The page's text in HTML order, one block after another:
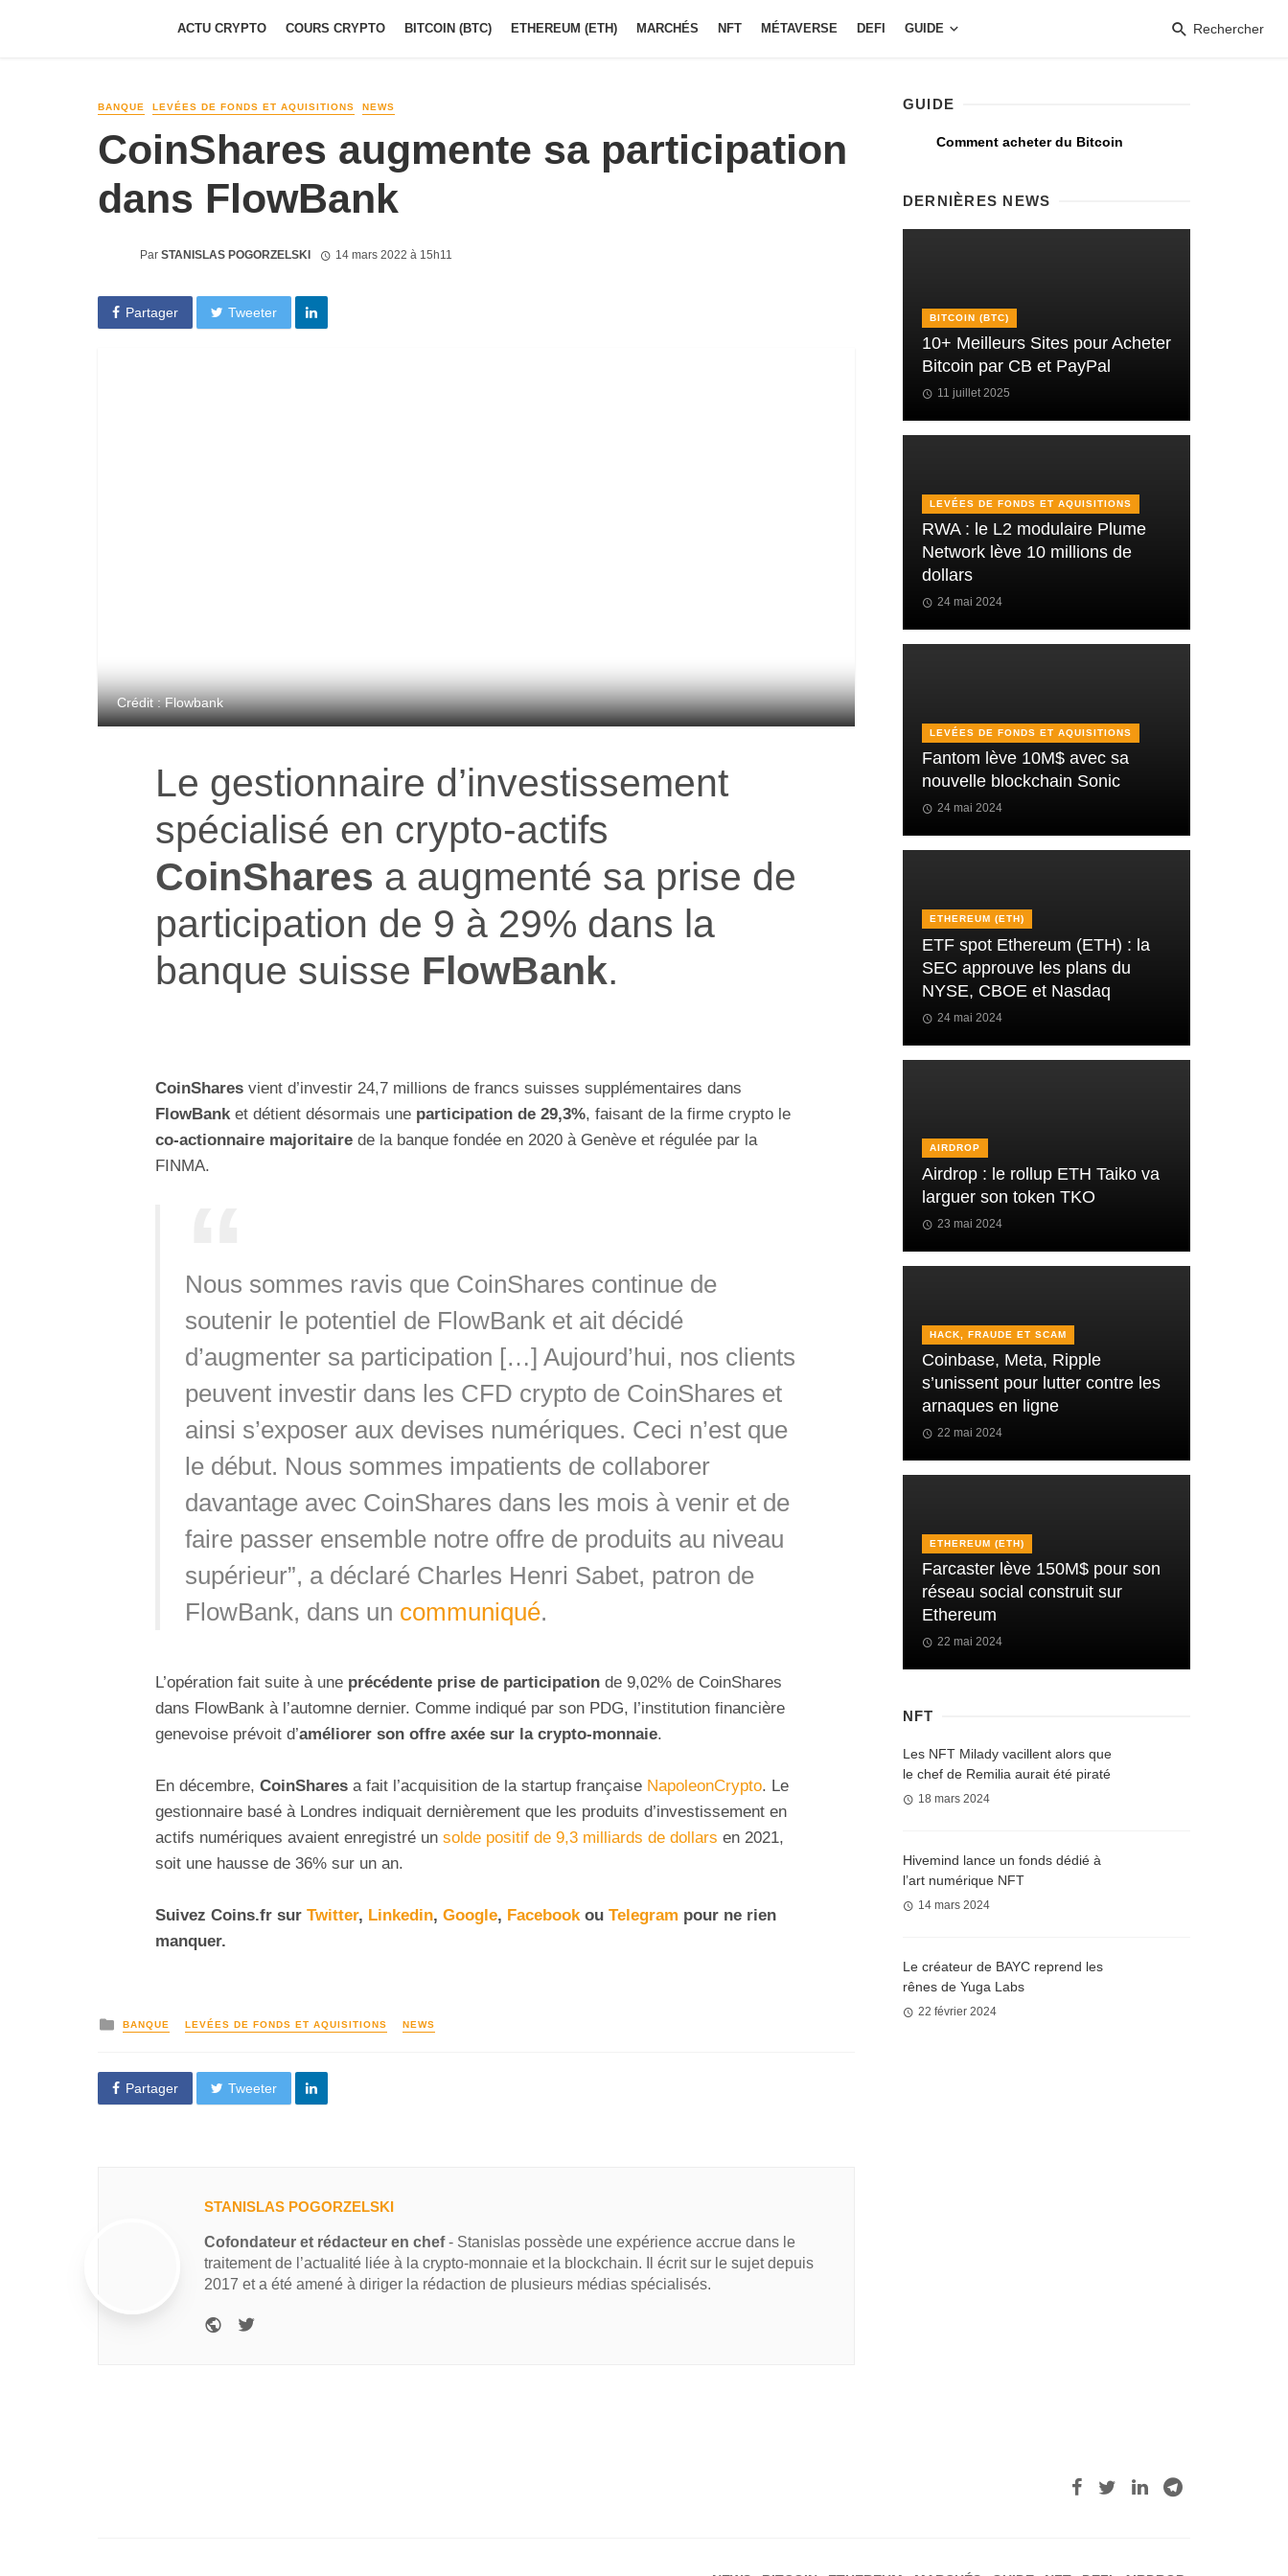
ACTU CRYPTO COURS CRYPTO BITCOIN (BTC) ETHEREUM (ETH) MARCHÉS NFT MÉTAVERSE DEFI GUIDE Rechercher
BANQUE LEVÉES DE FONDS ET AQUISITIONS NEWS
CoinShares augmente sa participation
dans FlowBank
Par STANISLAS POGORZELSKI 14 mars 2022 à 15h11
Partager Tweeter
Crédit : Flowbank
Le gestionnaire d’investissement
spécialisé en crypto-actifs
CoinShares a augmenté sa prise de
participation de 9 à 29% dans la
banque suisse FlowBank.
CoinShares vient d’investir 24,7 millions de francs suisses supplémentaires dans
FlowBanket détient désormais une participation de 29,3%, faisant de la firme crypto le
co-actionnaire majoritaire de la banque fondée en 2020 à Genève et régulée par la
FINMA.
Nous sommes ravis que CoinShares continue de
soutenir le potentiel de FlowBank et ait décidé
d’augmenter sa participation […] Aujourd’hui, nos clients
peuvent investir dans les CFD crypto de CoinShares et
ainsi s’exposer aux devises numériques. Ceci n’est que
le début. Nous sommes impatients de collaborer
davantage avec CoinShares dans les mois à venir et de
faire passer ensemble notre offre de produits au niveau
supérieur”, a déclaré Charles Henri Sabet, patron de
FlowBank, dans un communiqué.
L’opération fait suite à une précédente prise de participation de 9,02% de CoinShares
dans FlowBank à l’automne dernier. Comme indiqué par son PDG, l’institution financière
genevoise prévoit d’améliorer son offre axée sur la crypto-monnaie.
En décembre, CoinShares a fait l’acquisition de la startup française NapoleonCrypto. Le
gestionnaire basé à Londres indiquait dernièrement que les produits d’investissement en
actifs numériques avaient enregistré un solde positif de 9,3 milliards de dollars en 2021,
soit une hausse de 36% sur un an.
Suivez Coins.fr sur Twitter, Linkedin, Google, Facebookou Telegram pour ne rien
manquer.
BANQUE LEVÉES DE FONDS ET AQUISITIONS NEWS
Partager Tweeter
STANISLAS POGORZELSKI
Cofondateur et rédacteur en chef- Stanislas possède une expérience accrue dans le
traitement de l’actualité liée à la crypto-monnaie et la blockchain. Il écrit sur le sujet depuis
2017 et a été amené à diriger la rédaction de plusieurs médias spécialisés.
GUIDE
Comment acheter du Bitcoin
DERNIÈRES NEWS
BITCOIN (BTC)
10+ Meilleurs Sites pour Acheter
Bitcoin par CB et PayPal
11 juillet 2025
LEVÉES DE FONDS ET AQUISITIONS
RWA : le L2 modulaire Plume
Network lève 10 millions de
dollars
24 mai 2024
LEVÉES DE FONDS ET AQUISITIONS
Fantom lève 10M$ avec sa
nouvelle blockchain Sonic
24 mai 2024
ETHEREUM (ETH)
ETF spot Ethereum (ETH) : la
SEC approuve les plans du
NYSE, CBOE et Nasdaq
24 mai 2024
AIRDROP
Airdrop : le rollup ETH Taiko va
larguer son token TKO
23 mai 2024
HACK, FRAUDE ET SCAM
Coinbase, Meta, Ripple
s’unissent pour lutter contre les
arnaques en ligne
22 mai 2024
ETHEREUM (ETH)
Farcaster lève 150M$ pour son
réseau social construit sur
Ethereum
22 mai 2024
NFT
Les NFT Milady vacillent alors que
le chef de Remilia aurait été piraté
18 mars 2024
Hivemind lance un fonds dédié à
l’art numérique NFT
14 mars 2024
Le créateur de BAYC reprend les
rênes de Yuga Labs
22 février 2024